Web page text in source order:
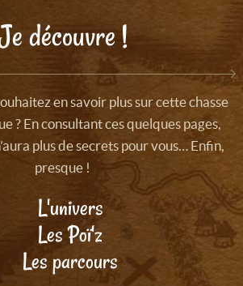
découvre !
en savoir plus sur cette chasse
? En consultant ces quelques pages,
plus de secrets pour vous… Enfin,
presque !
L'univers
Les Poï'z
Les parcours